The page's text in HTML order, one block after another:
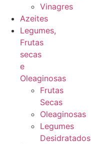
Vinagres
Azeites
Legumes,
Frutas
secas
e
Oleaginosas
Frutas
Secas
Oleaginosas
Legumes
Desidratados